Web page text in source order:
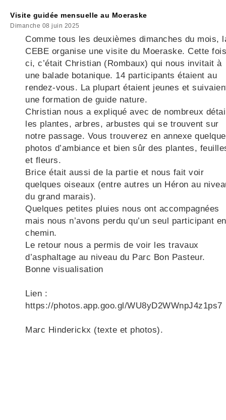
Visite guidée mensuelle au Moeraske
Dimanche 08 juin 2025
Comme tous les deuxièmes dimanches du mois,
CEBE organise une visite du Moeraske. Cette
ci, c’était Christian (Rombaux) qui nous invitait à
une balade botanique. 14 participants étaient au
rendez-vous. La plupart étaient jeunes et
une formation de guide nature.
Christian nous a expliqué avec de nombreux
les plantes, arbres, arbustes qui se trouvent sur
notre passage. Vous trouverez en annexe
photos d’ambiance et bien sûr des plantes,
et fleurs.
Brice était aussi de la partie et nous fait voir
quelques oiseaux (entre autres un Héron au
du grand marais).
Quelques petites pluies nous ont accompagnées
mais nous n’avons perdu qu’un seul participant en
chemin.
Le retour nous a permis de voir les travaux
d’asphaltage au niveau du Parc Bon Pasteur.
Bonne visualisation
Lien :
https://photos.app.goo.gl/WU8yD2WWnpJ4z1ps7
Marc Hinderickx (texte et photos).